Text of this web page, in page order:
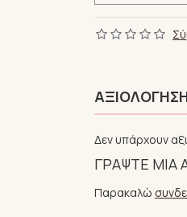
Δεν υπάρχουν
ΓΡΆΨΤΕ ΜΙΑ
Παρακαλώ